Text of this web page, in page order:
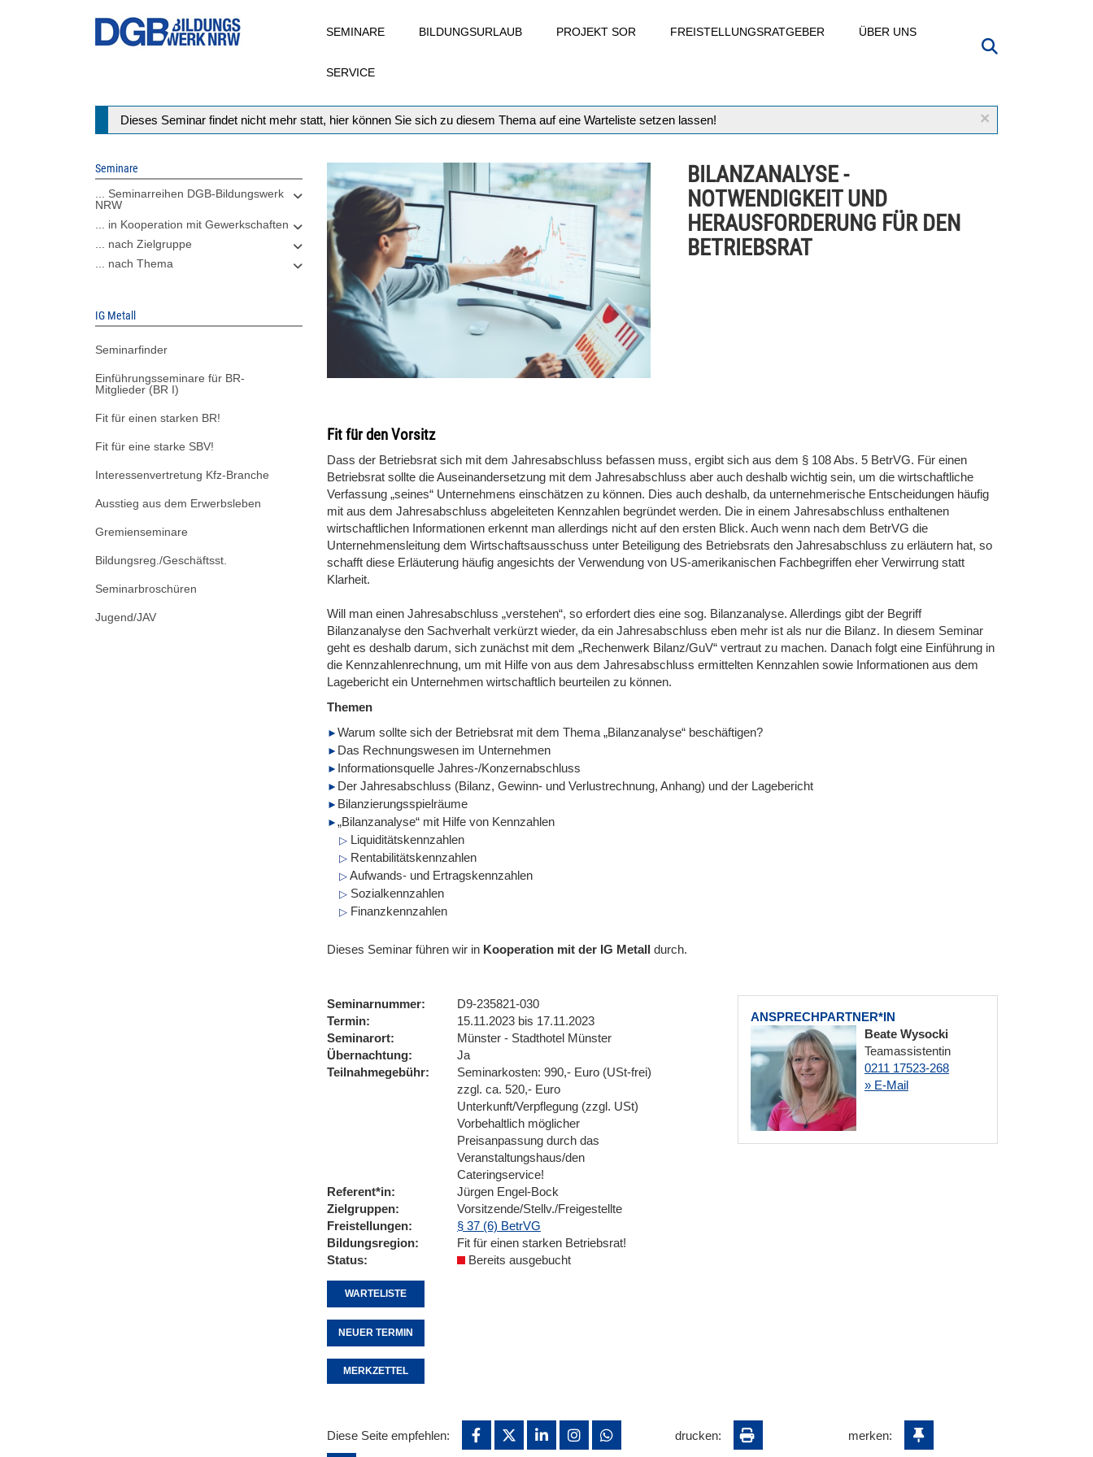
SEMINARE BILDUNGSURLAUB PROJEKT SOR FREISTELLUNGSRATGEBER ÜBER UNS
SERVICE
×
Statusmeldung
Dieses Seminar findet nicht mehr statt, hier können Sie sich zu diesem Thema auf eine Warteliste setzen lassen!
Seminare
... Seminarreihen DGB-Bildungswerk
NRW
... in Kooperation mit Gewerkschaften
... nach Zielgruppe
... nach Thema
IG Metall
Seminarfinder
Einführungsseminare für BR-
Mitglieder (BR I)
Fit für einen starken BR!
Fit für eine starke SBV!
Interessenvertretung Kfz-Branche
Ausstieg aus dem Erwerbsleben
Gremienseminare
Bildungsreg./Geschäftsst.
Seminarbroschüren
Jugend/JAV
BILANZANALYSE -
NOTWENDIGKEIT UND
HERAUSFORDERUNG FÜR DEN
BETRIEBSRAT
Fit für den Vorsitz
Dass der Betriebsrat sich mit dem Jahresabschluss befassen muss, ergibt sich aus dem § 108 Abs. 5 BetrVG. Für einen
Betriebsrat sollte die Auseinandersetzung mit dem Jahresabschluss aber auch deshalb wichtig sein, um die wirtschaftliche
Verfassung „seines“ Unternehmens einschätzen zu können. Dies auch deshalb, da unternehmerische Entscheidungen häufig
mit aus dem Jahresabschluss abgeleiteten Kennzahlen begründet werden. Die in einem Jahresabschluss enthaltenen
wirtschaftlichen Informationen erkennt man allerdings nicht auf den ersten Blick. Auch wenn nach dem BetrVG die
Unternehmensleitung dem Wirtschaftsausschuss unter Beteiligung des Betriebsrats den Jahresabschluss zu erläutern hat, so
schafft diese Erläuterung häufig angesichts der Verwendung von US-amerikanischen Fachbegriffen eher Verwirrung statt
Klarheit.
Will man einen Jahresabschluss „verstehen“, so erfordert dies eine sog. Bilanzanalyse. Allerdings gibt der Begriff
Bilanzanalyse den Sachverhalt verkürzt wieder, da ein Jahresabschluss eben mehr ist als nur die Bilanz. In diesem Seminar
geht es deshalb darum, sich zunächst mit dem „Rechenwerk Bilanz/GuV“ vertraut zu machen. Danach folgt eine Einführung in
die Kennzahlenrechnung, um mit Hilfe von aus dem Jahresabschluss ermittelten Kennzahlen sowie Informationen aus dem
Lagebericht ein Unternehmen wirtschaftlich beurteilen zu können.
Themen
Warum sollte sich der Betriebsrat mit dem Thema „Bilanzanalyse“ beschäftigen?
Das Rechnungswesen im Unternehmen
Informationsquelle Jahres-/Konzernabschluss
Der Jahresabschluss (Bilanz, Gewinn- und Verlustrechnung, Anhang) und der Lagebericht
Bilanzierungsspielräume
„Bilanzanalyse“ mit Hilfe von Kennzahlen
Liquiditätskennzahlen
Rentabilitätskennzahlen
Aufwands- und Ertragskennzahlen
Sozialkennzahlen
Finanzkennzahlen
Dieses Seminar führen wir in Kooperation mit der IG Metall durch.
ANSPRECHPARTNER*IN
Beate Wysocki
Teamassistentin
0211 17523-268
» E-Mail
Seminarnummer
D9-235821-030
Termin
15.11.2023 bis 17.11.2023
Seminarort
Münster - Stadthotel Münster
Übernachtung
Ja
Teilnahmegebühr
Seminarkosten: 990,- Euro (USt-frei)
zzgl. ca. 520,- Euro
Unterkunft/Verpflegung (zzgl. USt)
Vorbehaltlich möglicher
Preisanpassung durch das
Veranstaltungshaus/den
Cateringservice!
Referent*in
Jürgen Engel-Bock
Zielgruppen
Vorsitzende/Stellv./Freigestellte
Freistellungen
§ 37 (6) BetrVG
Bildungsregion
Fit für einen starken Betriebsrat!
Status
Bereits ausgebucht
WARTELISTE
NEUER TERMIN
MERKZETTEL
Diese Seite empfehlen: drucken: merken: